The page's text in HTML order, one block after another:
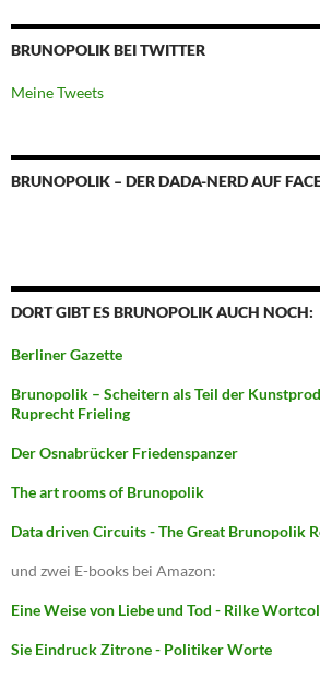
BRUNOPOLIK BEI TWITTER
Meine Tweets
BRUNOPOLIK – DER DADA-NERD AUF
DORT GIBT ES BRUNOPOLIK AUCH NOCH:
Berliner Gazette
Brunopolik – Scheitern als Teil der
Ruprecht Frieling
Der Osnabrücker Friedenspanzer
The art rooms of Brunopolik
Data driven Circuits - The Great Brunopolik
und zwei E-books bei Amazon:
Eine Weise von Liebe und Tod - Rilke
Sie Eindruck Zitrone - Politiker Worte